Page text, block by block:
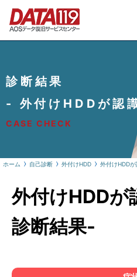
診断結果
- 外付けHDDが認
CASE CHECK
ホーム 自己診断 外付けHDD 外付けHDD
外付けHDDが
診断結果-